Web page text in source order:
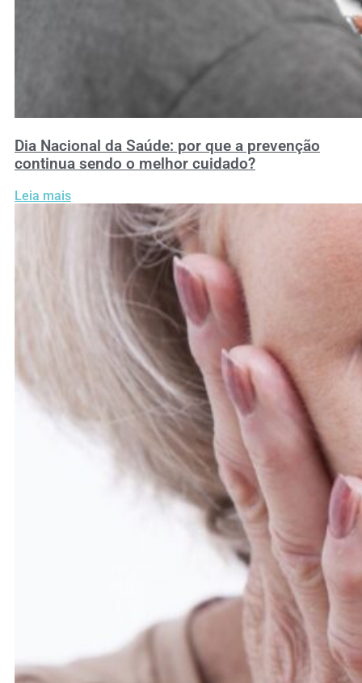
Dia Nacional da Saúde: por que a prevenção
continua sendo o melhor cuidado?
Leia mais